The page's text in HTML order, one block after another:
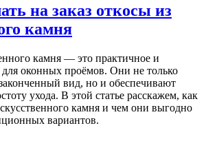
на заказ откосы из
камня
камня — это практичное и
для оконных проёмов. Они не только
вид, но и обеспечивают
ухода. В этой статье расскажем, как
камня и чем они выгодно
вариантов.